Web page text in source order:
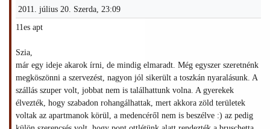
2011. július 20. Szerda, 23:09
11es apt
Szia,
már egy ideje akarok írni, de mindig elmaradt. Még egyszer szeretnénk
megköszönni a szervezést, nagyon jól sikerült a toszkán nyaralásunk. A
szállás szuper volt, jobbat nem is találhattunk volna. A gyerekek
élvezték, hogy szabadon rohangálhattak, mert akkora zöld területek
voltak az apartmanok körül, a medencéről nem is beszélve :) az pedig